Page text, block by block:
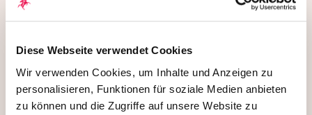
Diese Webseite verwendet Cookies
Wir verwenden Cookies, um Inhalte und Anzeigen zu
personalisieren, Funktionen für soziale Medien anbieten
zu können und die Zugriffe auf unsere Website zu